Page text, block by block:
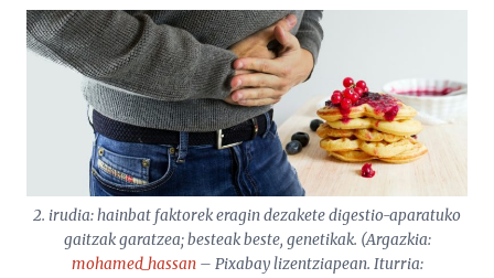
2. irudia: hainbat faktorek eragin dezakete digestio-aparatuko
gaitzak garatzea; besteak beste, genetikak. (Argazkia:
mohamed_hassan– Pixabay lizentziapean. Iturria: